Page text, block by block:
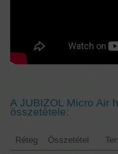
A JUBIZOL Micro Air
összetétele:
Réteg Összetétel